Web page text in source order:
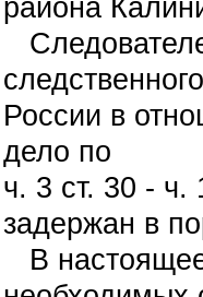
района
России в
дело по
ч. 3 ст. 30 - ч.
задержан в
В